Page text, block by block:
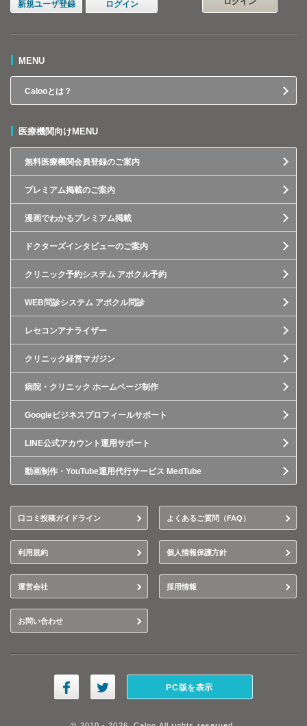
新規ユーザ登録 ログイン
MENU
Calooとは？
医療機関向けMENU
無料医療機関会員登録のご案内
プレミアム掲載のご案内
漫画でわかるプレミアム掲載
ドクターズインタビューのご案内
クリニック予約システム アポクル予約
WEB問診システム アポクル問診
レセコンアナライザー
クリニック経営マガジン
病院・クリニック ホームページ制作
Googleビジネスプロフィールサポート
LINE公式アカウント運用サポート
動画制作・YouTube運用代行サービス MedTube
口コミ投稿ガイドライン よくあるご質問（FAQ）
利用規約 個人情報保護方針
運営会社 採用情報
お問い合わせ
PC版を表示